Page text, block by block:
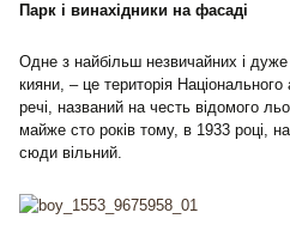
Парк і винахідники на фасаді
Одне з найбільш незвичайних і
кияни, – це територія
речі, названий на честь відомого
майже сто років тому, в 1933 році,
сюди вільний.